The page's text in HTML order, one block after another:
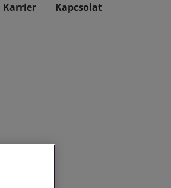
Karrier Kapcsolat